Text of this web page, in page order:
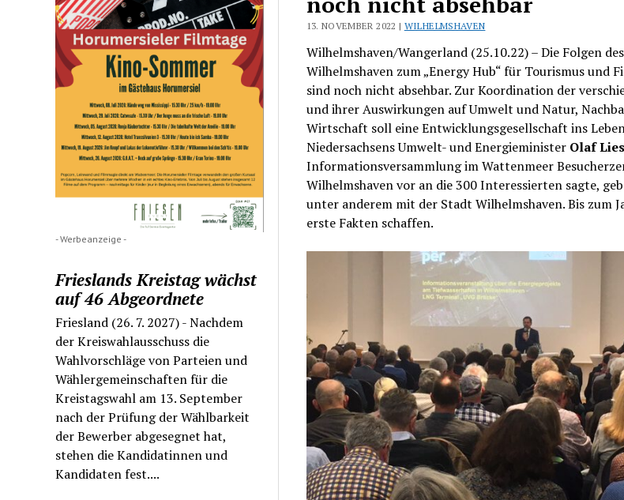
- Werbeanzeige -
Frieslands Kreistag wächst
auf 46 Abgeordnete
Friesland (26. 7. 2027) - Nachdem
der Kreiswahlausschuss die
Wahlvorschläge von Parteien und
Wählergemeinschaften für die
Kreistagswahl am 13. September
nach der Prüfung der Wählbarkeit
der Bewerber abgesegnet hat,
stehen die Kandidatinnen und
Kandidaten fest....
13. NOVEMBER 2022 | WILHELMSHAVEN
Wilhelmshaven/Wangerland (25.10.22) – Die Folgen
Wilhelmshaven zum „Energy Hub“ für Tourismus und
sind noch nicht absehbar. Zur Koordination der
und ihrer Auswirkungen auf Umwelt und Natur,
Wirtschaft soll eine Entwicklungsgesellschaft ins
Niedersachsens Umwelt- und Energieminister Olaf Lies
Informationsversammlung im Wattenmeer
Wilhelmshaven vor an die 300 Interessierten sagte,
unter anderem mit der Stadt Wilhelmshaven. Bis zum
erste Fakten schaffen.